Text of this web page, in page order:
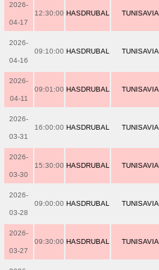
2026-
04-17
12:30:00 HASDRUBAL TUNISAVIA
2026-
04-16
09:10:00 HASDRUBAL TUNISAVIA
2026-
04-11
09:01:00 HASDRUBAL TUNISAVIA
2026-
03-31
16:00:00 HASDRUBAL TUNISAVIA
2026-
03-30
15:30:00 HASDRUBAL TUNISAVIA
2026-
03-28
09:00:00 HASDRUBAL TUNISAVIA
2026-
03-27
09:30:00 HASDRUBAL TUNISAVIA